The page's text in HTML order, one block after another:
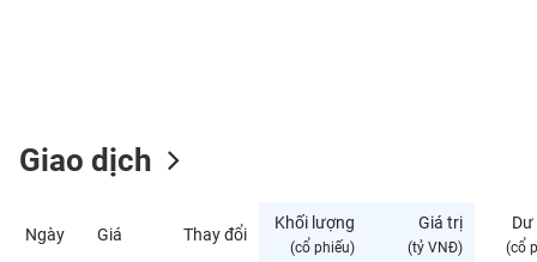
Giao dịch
Ngày Giá Thay đổi
Khối lượng
(cổ phiếu)
Giá trị
(tỷ VNĐ)
Dư
(cổ
CÁ